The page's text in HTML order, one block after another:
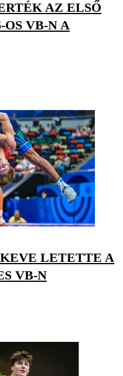
AZ ELSŐ
VB-N A
LETETTE A
VB-N